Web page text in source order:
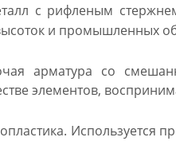
с рифленым
и промышленных
арматура со
элементов,
Используется